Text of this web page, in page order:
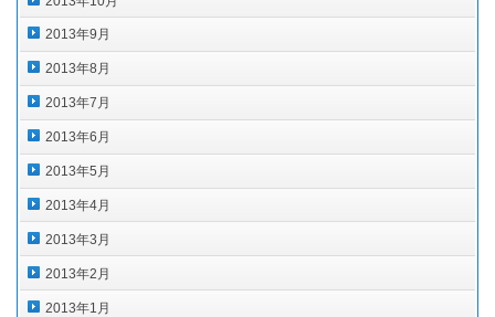
2013年9月
2013年8月
2013年7月
2013年6月
2013年5月
2013年4月
2013年3月
2013年2月
2013年1月